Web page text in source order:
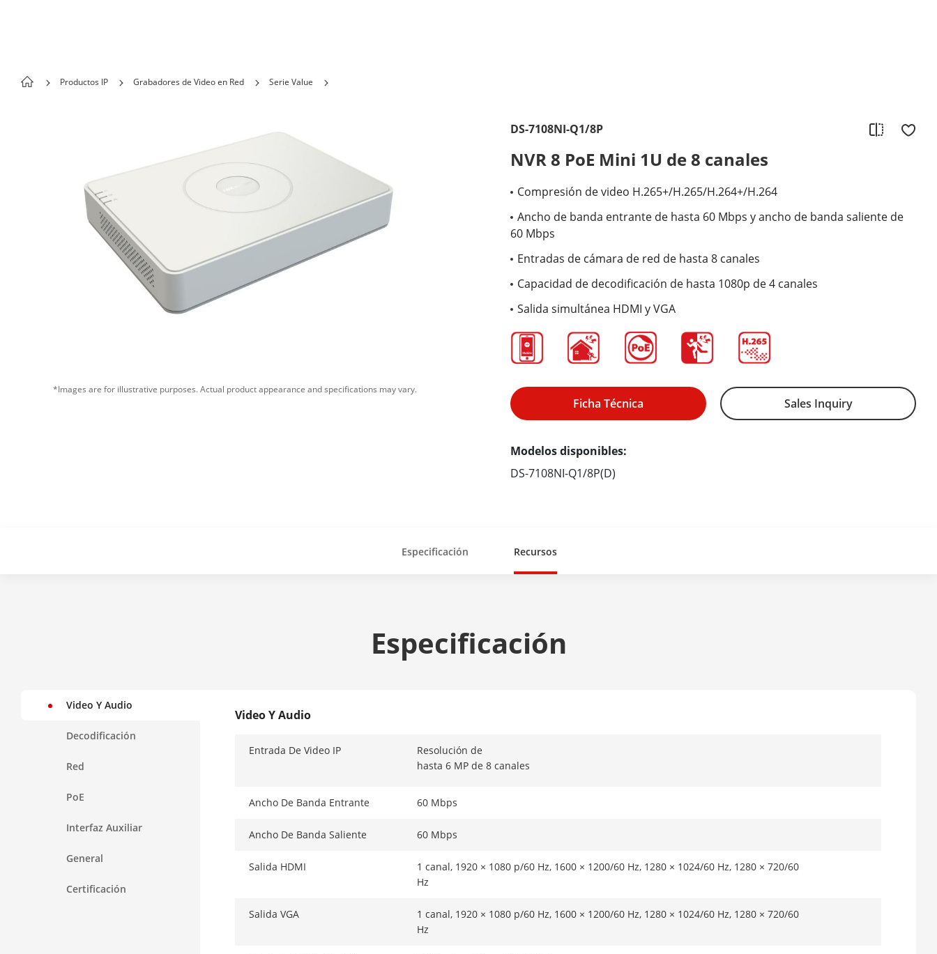
Productos IP Grabadores de Video en Red Serie Value
*Images are for illustrative purposes. Actual product appearance and specifications may vary.
DS-7108NI-Q1/8P
NVR 8 PoE Mini 1U de 8 canales
Compresión de video H.265+/H.265/H.264+/H.264
Ancho de banda entrante de hasta 60 Mbps y ancho de banda saliente de
60 Mbps
Entradas de cámara de red de hasta 8 canales
Capacidad de decodificación de hasta 1080p de 4 canales
Salida simultánea HDMI y VGA
Ficha Técnica Sales Inquiry
Modelos disponibles:
DS-7108NI-Q1/8P(D)
Especificación Recursos
Especificación
Video Y Audio
Decodificación
Red
PoE
Interfaz Auxiliar
General
Certificación
Video Y Audio
Entrada De Video IP
Resolución de
hasta 6 MP de 8 canales
Ancho De Banda Entrante 60 Mbps
Ancho De Banda Saliente 60 Mbps
Salida HDMI
1 canal, 1920 × 1080 p/60 Hz, 1600 × 1200/60 Hz, 1280 × 1024/60 Hz, 1280 × 720/60
Hz
Salida VGA
1 canal, 1920 × 1080 p/60 Hz, 1600 × 1200/60 Hz, 1280 × 1024/60 Hz, 1280 × 720/60
Hz